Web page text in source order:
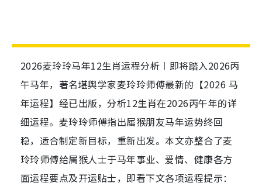
2026麦玲玲马年12生肖运程分析︱即将踏入2026丙
午马年，著名堪舆学家麦玲玲师傅最新的【2026 马
年运程】经已出版，分析12生肖在2026丙午年的详
细运程。麦玲玲师傅指出属猴朋友马年运势终回
稳，适合制定新目标，重新出发。本文亦整合了麦
玲玲师傅给属猴人士于马年事业、爱情、健康各方
面运程要点及开运贴士，即看下文各项运程提示：